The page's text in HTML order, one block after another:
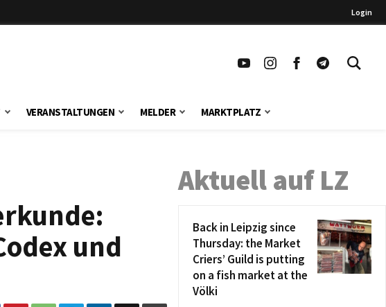
Login
VERANSTALTUNGEN MELDER MARKTPLATZ
und
Aktuell auf LZ
Back in Leipzig since
Thursday: the Market
Criers’ Guild is putting
on a fish market at the
Völki